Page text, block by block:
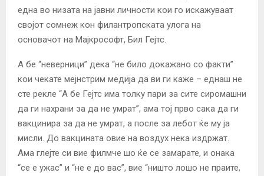
една во низата на јавни личности кои го искажуваат
својот сомнеж кон филантропската улога на
основачот на Мајкрософт, Бил Гејтс.
А бе “неверници” дека “не било докажано со факти”
кои чекате мејнстрим медија да ви ги каже – еднаш не
сте рекле “А бе Гејтс има толку пари за сите сиромашни
да ги нахрани за да не умрат”, ама тој прво сака да ги
вакцинира за да не умрат, а после за лебот ќе му ја
мисли. До вакцината овие на воздух нека издржат.
Ама глејте си вие филмче шо ќе се замарате, и онака
“се е ужас” и “не е до вас”, вие “ништо лошо не праите,